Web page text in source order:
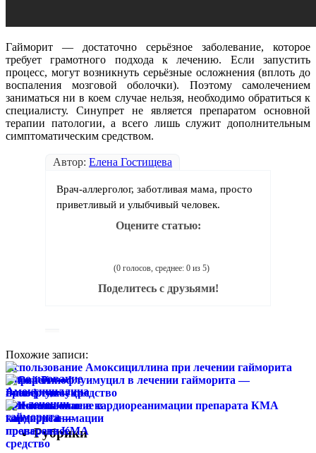
Гайморит — достаточно серьёзное заболевание, которое
требует грамотного подхода к лечению. Если запустить
процесс, могут возникнуть серьёзные осложнения (вплоть до
воспаления мозговой оболочки). Поэтому самолечением
заниматься ни в коем случае нельзя, необходимо обратиться к
специалисту. Синупрет не является препаратом основной
терапии патологии, а всего лишь служит дополнительным
симптоматическим средством.
Автор: Елена Гостищева
Врач-аллерголог, заботливая мама, просто
приветливый и улыбчивый человек.
Оцените статью:
(0 голосов, среднее: 0 из 5)
Поделитесь с друзьями!
Похожие записи:
Использование Амоксициллина при лечении гайморита
Спрей Ринофлуимуцил в лечении гайморита —
проверенное средство
Использование в кардиореанимации препарата КМА
Рубрики